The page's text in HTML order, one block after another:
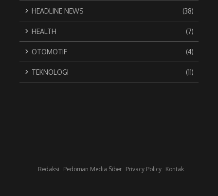
HEADLINE NEWS (38)
HEALTH (7)
OTOMOTIF (4)
TEKNOLOGI (11)
Redaksi Pedoman Media Siber Privacy Policy Kontak